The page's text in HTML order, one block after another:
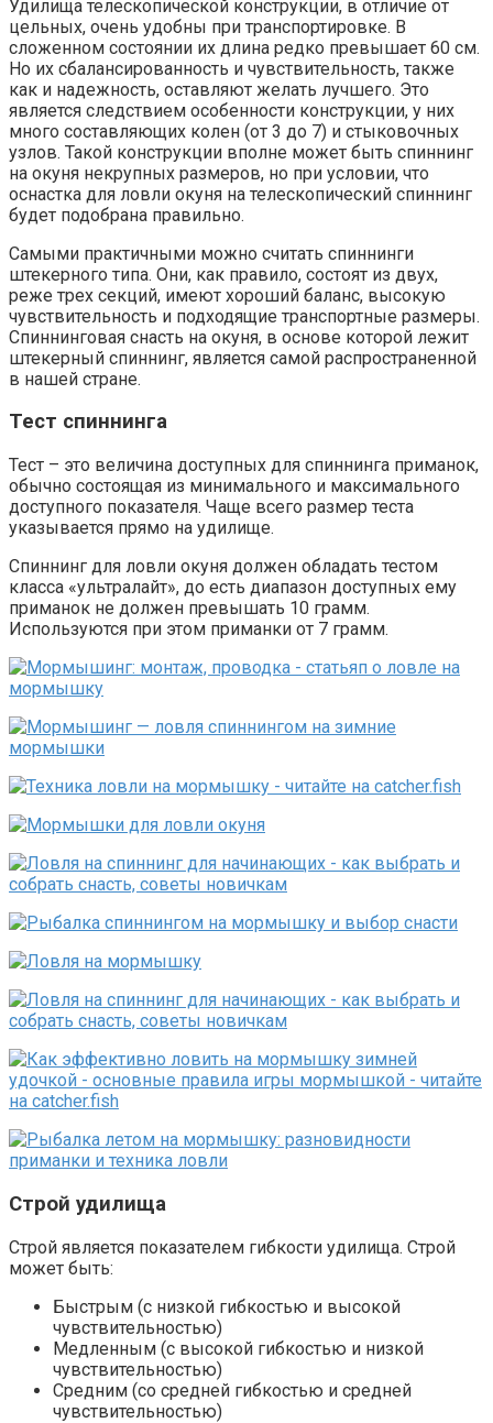
Удилища телескопической конструкции, в отличие от
цельных, очень удобны при транспортировке. В
сложенном состоянии их длина редко превышает 60 см.
Но их сбалансированность и чувствительность, также
как и надежность, оставляют желать лучшего. Это
является следствием особенности конструкции, у них
много составляющих колен (от 3 до 7) и стыковочных
узлов. Такой конструкции вполне может быть спиннинг
на окуня некрупных размеров, но при условии, что
оснастка для ловли окуня на телескопический спиннинг
будет подобрана правильно.
Самыми практичными можно считать спиннинги
штекерного типа. Они, как правило, состоят из двух,
реже трех секций, имеют хороший баланс, высокую
чувствительность и подходящие транспортные размеры.
Спиннинговая снасть на окуня, в основе которой лежит
штекерный спиннинг, является самой распространенной
в нашей стране.
Тест спиннинга
Тест – это величина доступных для спиннинга приманок,
обычно состоящая из минимального и максимального
доступного показателя. Чаще всего размер теста
указывается прямо на удилище.
Спиннинг для ловли окуня должен обладать тестом
класса «ультралайт», до есть диапазон доступных ему
приманок не должен превышать 10 грамм.
Используются при этом приманки от 7 грамм.
Строй удилища
Строй является показателем гибкости удилища. Строй
может быть:
Быстрым (с низкой гибкостью и высокой
чувствительностью)
Медленным (с высокой гибкостью и низкой
чувствительностью)
Средним (со средней гибкостью и средней
чувствительностью)